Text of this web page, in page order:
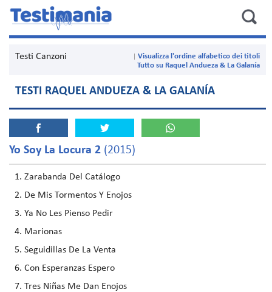
Testi Canzoni
Visualizza l'ordine alfabetico dei titoli
Tutto su Raquel Andueza & La Galanía
TESTI RAQUEL ANDUEZA & LA GALANÍA
Yo Soy La Locura 2 (2015)
Zarabanda Del Catálogo
De Mis Tormentos Y Enojos
Ya No Les Pienso Pedir
Marionas
Seguidillas De La Venta
Con Esperanzas Espero
Tres Niñas Me Dan Enojos